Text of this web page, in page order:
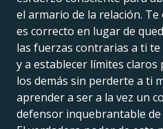
el armario de la relación. Te
es correcto en lugar de
las fuerzas contrarias a ti te
y a establecer límites claros
los demás sin perderte a ti
aprender a ser a la vez un
defensor inquebrantable de